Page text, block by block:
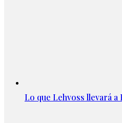
Lo que Lehvoss llevará a